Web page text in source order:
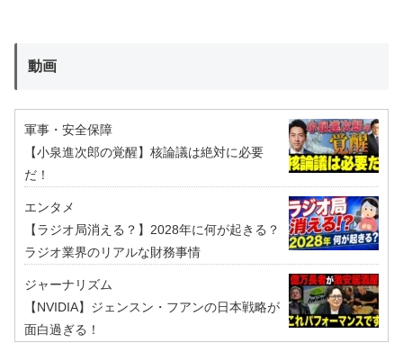
動画
軍事・安全保障
【小泉進次郎の覚醒】核論議は絶対に必要
だ！
エンタメ
【ラジオ局消える？】2028年に何が起きる？
ラジオ業界のリアルな財務事情
ジャーナリズム
【NVIDIA】ジェンスン・フアンの日本戦略が
面白過ぎる！